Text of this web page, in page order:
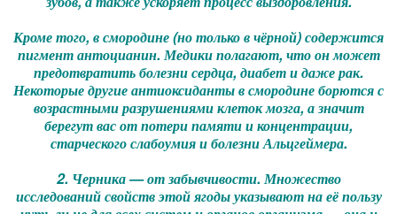
Кроме того, в смородине (но только в чёрной) содержится
пигмент антоцианин. Медики полагают, что он может
предотвратить болезни сердца, диабет и даже рак.
Некоторые другие антиоксиданты в смородине борются с
возрастными разрушениями клеток мозга, а значит
берегут вас от потери памяти и концентрации,
старческого слабоумия и болезни Альцгеймера.
2. Черника — от забывчивости. Множество
исследований свойств этой ягоды указывают на её пользу